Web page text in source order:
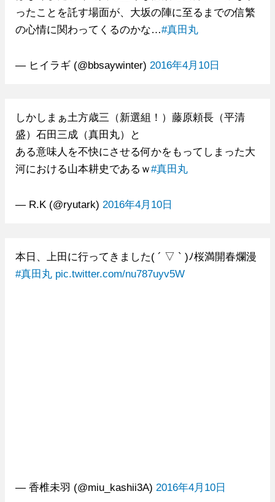
ったことを託す場面が、大坂の陣に至るまでの信繁
の心情に関わってくるのかな…#真田丸
— ヒイラギ (@bbsaywinter) 2016年4月10日
しかしまぁ土方歳三（新選組！）藤原頼長（平清
盛）石田三成（真田丸）と
ある意味人を不快にさせる何かをもってしまった大
河における山本耕史であるｗ#真田丸
— R.K (@ryutark) 2016年4月10日
本日、上田に行ってきました( ´ ▽ ` )ﾉ桜満開春爛漫
#真田丸 pic.twitter.com/nu787uyv5W
— 香椎未羽 (@miu_kashii3A) 2016年4月10日